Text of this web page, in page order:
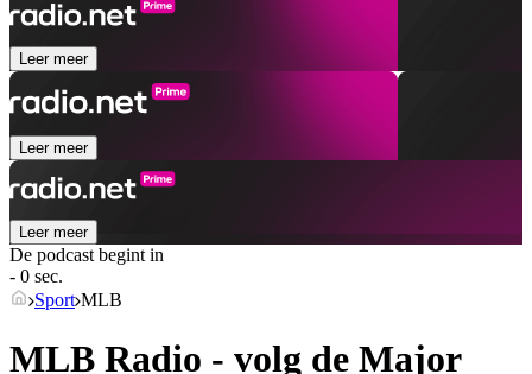
Leer meer
Leer meer
Leer meer
De podcast begint in
- 0 sec.
Sport MLB
MLB Radio - volg de Major